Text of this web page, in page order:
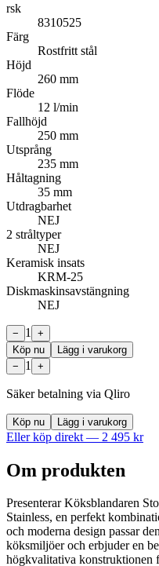
rsk
8310525
Färg
Rostfritt stål
Höjd
260 mm
Flöde
12 l/min
Fallhöjd
250 mm
Utsprång
235 mm
Håltagning
35 mm
Utdragbarhet
NEJ
2 stråltyper
NEJ
Keramisk insats
KRM-25
Diskmaskinsavstängning
NEJ
− 1
+
Köp nu
Lägg i varukorg
−
1 +
Säker betalning via Qliro
Köp nu Lägg i varukorg
Eller köp direkt — 2 495 kr
Om produkten
Presenterar Köksblandaren
Stainless, en perfekt
och moderna design passar
köksmiljöer och erbjuder en
högkvalitativa konstruktionen